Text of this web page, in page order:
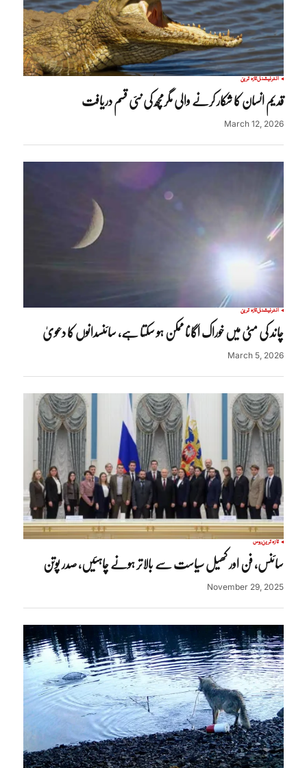
انٹرنیشنلتازہ ترین
قدیم انسان کا شکار کرنے والی مگرمچھ کی نئی قسم دریافت
March 12, 2026
انٹرنیشنلتازہ ترین
چاند کی مٹی میں خوراک اگانا ممکن ہو سکتا ہے، سائنسدانوں کا دعویٰ
March 5, 2026
تازہ ترینروس
سائنس، فن اور کھیل سیاست سے بالاتر ہونے چاہئیں، صدر پوتن
November 29, 2025